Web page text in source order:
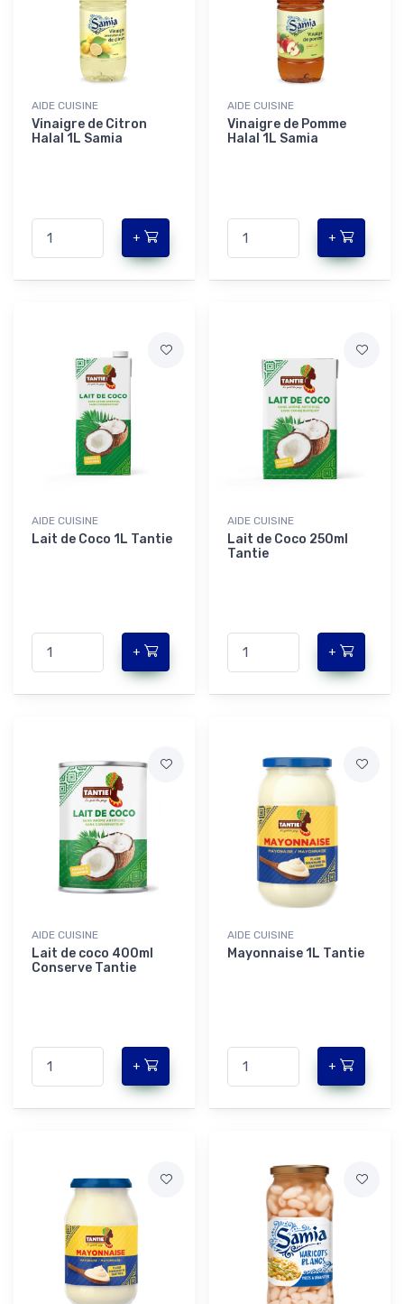
AIDE CUISINE
Vinaigre de Citron
Halal 1L Samia
+
AIDE CUISINE
Vinaigre de Pomme
Halal 1L Samia
+
AIDE CUISINE
Lait de Coco 1L Tantie
+
AIDE CUISINE
Lait de Coco 250ml
Tantie
+
AIDE CUISINE
Lait de coco 400ml
Conserve Tantie
+
AIDE CUISINE
Mayonnaise 1L Tantie
+